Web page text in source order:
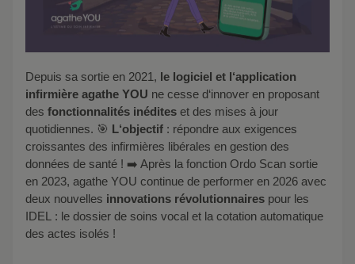
Depuis sa sortie en 2021, le logiciel et ‘application
infirmière agathe YOU ne cesse d‘innover en proposant
des fonctionnalités inédites et des mises à jour
quotidiennes. 🎯 L‘objectif : répondre aux exigences
croissantes des infirmières libérales en gestion des
données de santé ! ➡️ Après la fonction Ordo Scan sortie
en 2023, agathe YOU continue de performer en 2026 avec
deux nouvelles innovations révolutionnaires pour les
IDEL : le dossier de soins vocal et la cotation automatique
des actes isolés !